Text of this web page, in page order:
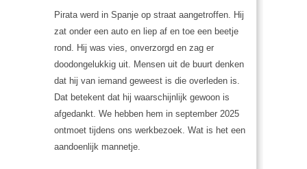
Pirata werd in Spanje op straat aangetroffen. Hij
zat onder een auto en liep af en toe een beetje
rond. Hij was vies, onverzorgd en zag er
doodongelukkig uit. Mensen uit de buurt denken
dat hij van iemand geweest is die overleden is.
Dat betekent dat hij waarschijnlijk gewoon is
afgedankt. We hebben hem in september 2025
ontmoet tijdens ons werkbezoek. Wat is het een
aandoenlijk mannetje.